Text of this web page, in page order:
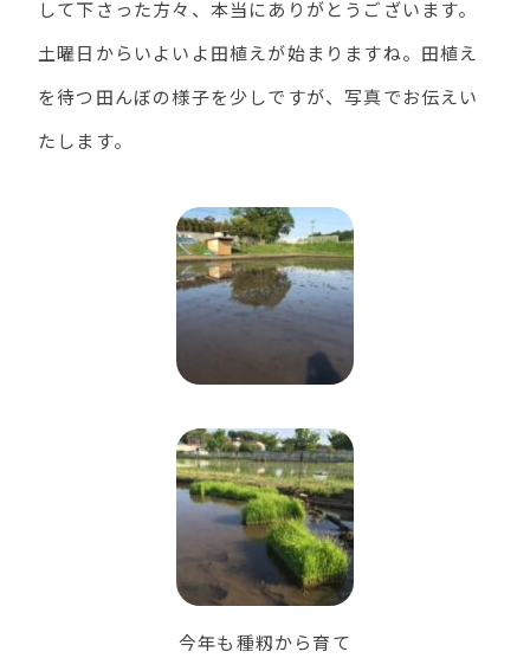
して下さった方々、本当にありがとうございます。
土曜日からいよいよ田植えが始まりますね。田植え
を待つ田んぼの様子を少しですが、写真でお伝えい
たします。
今年も種籾から育て